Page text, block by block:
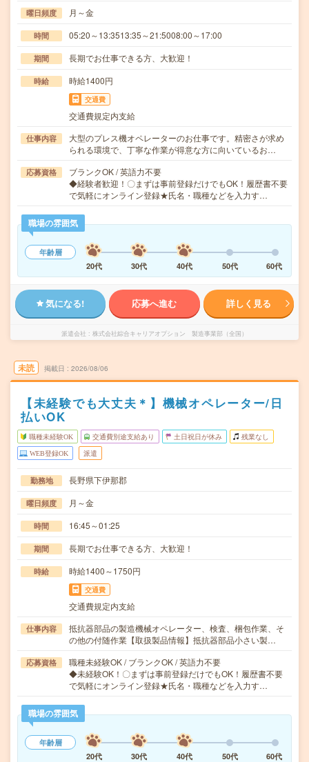
曜日頻度 月～金
時間 05:20～13:3513:35～21:5008:00～17:00
期間 長期でお仕事できる方、大歓迎！
時給 時給1400円
交通費
交通費規定内支給
仕事内容
大型のプレス機オペレーターのお仕事です。精密さが求め
られる環境で、丁寧な作業が得意な方に向いているお…
応募資格
ブランクOK / 英語力不要
◆経験者歓迎！〇まずは事前登録だけでもOK！履歴書不要
で気軽にオンライン登録★氏名・職種などを入力す…
職場の雰囲気
年齢層
20代
30代 40代 50代 60代
気になる! 応募へ進む 詳しく見る
派遣会社 株式会社綜合キャリアオプション 製造事業部（全国）
未読 掲載日 2026/08/06
【未経験でも大丈夫＊】機械オペレーター/日
払いOK
職種未経験OK 交通費別途支給あり 土日祝日が休み 残業なし
WEB登録OK 派遣
勤務地 長野県下伊那郡
曜日頻度 月～金
時間 16:45～01:25
期間 長期でお仕事できる方、大歓迎！
時給 時給1400～1750円
交通費
交通費規定内支給
仕事内容
抵抗器部品の製造機械オペレーター、検査、梱包作業、そ
の他の付随作業【取扱製品情報】抵抗器部品小さい製…
応募資格
職種未経験OK / ブランクOK / 英語力不要
◆未経験OK！〇まずは事前登録だけでもOK！履歴書不要
で気軽にオンライン登録★氏名・職種などを入力す…
職場の雰囲気
年齢層
20代
30代 40代 50代 60代